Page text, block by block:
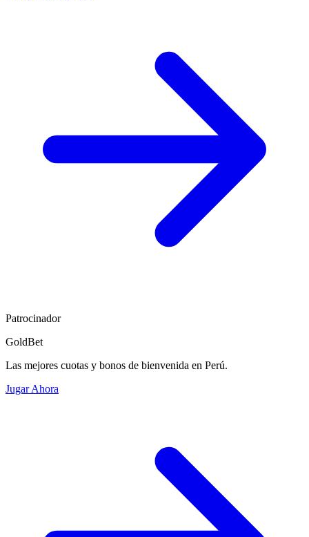
Patrocinador
GoldBet
Las mejores cuotas y bonos de bienvenida en Perú.
Jugar Ahora